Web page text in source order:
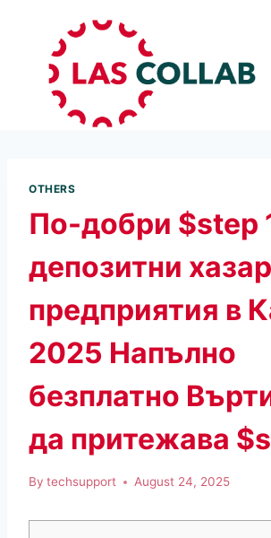
OTHERS
По-добри $step
депозитни
предприятия в
2025 Напълно
безплатно
да притежава
By techsupport August 24, 2025